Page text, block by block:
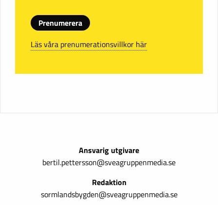
Prenumerera
Läs våra prenumerationsvillkor här
Ansvarig utgivare
bertil.pettersson@sveagruppenmedia.se
Redaktion
sormlandsbygden@sveagruppenmedia.se